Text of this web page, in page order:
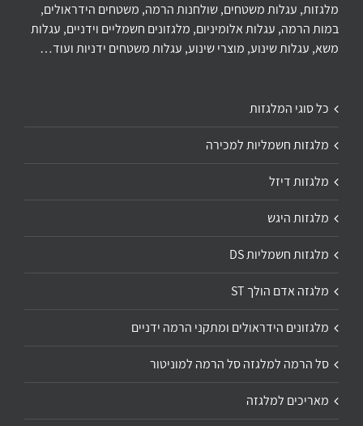
מלגזות, עגלות משטחים, שולחנות הרמה, משטחים הידראולים,
במות הרמה, עגלות אלומיניום, מלגזונים חשמליים וידניים, עגלות
משא, עגלות שינוע, מוצרי שינוע, עגלות משטחים ידניות ועוד…
כל סוגי המלגזות
מלגזות חשמליות למכירה
מלגזות דיזל
מלגזות היגש
מלגזות חשמליות DS
מלגזה אדם הולך ST
מלגזונים הידראולים ומתקני הרמה ידניים
סל הרמה למלגזה סל הרמה למוניטור
מאריכים למלגזה